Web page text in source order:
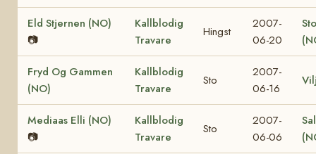
Eld Stjernen (NO)
📷
Kallblodig
Travare
Hingst
2007-
06-20
Fryd Og Gammen
(NO)
Kallblodig
Travare
Sto
2007-
06-16
Mediaas Elli (NO)
📷
Kallblodig
Travare
Sto
2007-
06-06